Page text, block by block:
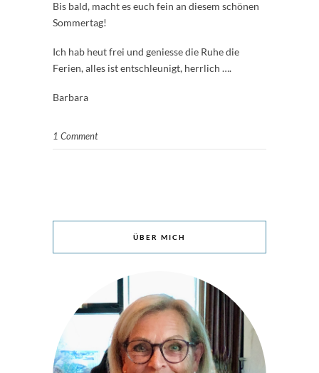
Bis bald, macht es euch fein an diesem schönen
Sommertag!
Ich hab heut frei und geniesse die Ruhe die
Ferien, alles ist entschleunigt, herrlich ….
Barbara
1 Comment
ÜBER MICH